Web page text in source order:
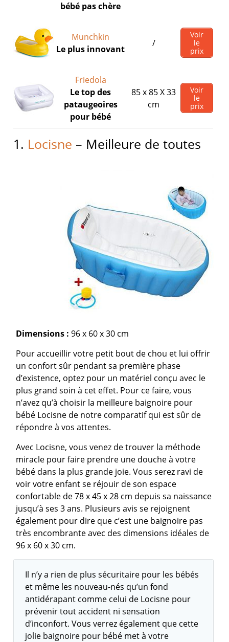
bébé pas chère
Munchkin
Le plus innovant
/
Voir
le
prix
Friedola
Le top des
pataugeoires
pour bébé
85 x 85 X 33
cm
Voir
le
prix
1. Locisne – Meilleure de toutes
Dimensions :96 x 60 x 30 cm
Pour accueillir votre petit bout de chou et lui offrir
un confort sûr pendant sa première phase
d’existence, optez pour un matériel conçu avec le
plus grand soin à cet effet. Pour ce faire, vous
n’avez qu’à choisir la meilleure baignoire pour
bébé Locisne de notre comparatif qui est sûr de
répondre à vos attentes.
Avec Locisne, vous venez de trouver la méthode
miracle pour faire prendre une douche à votre
bébé dans la plus grande joie. Vous serez ravi de
voir votre enfant se réjouir de son espace
confortable de 78 x 45 x 28 cm depuis sa naissance
jusqu’à ses 3 ans. Plusieurs avis se rejoignent
également pour dire que c’est une baignoire pas
très encombrante avec des dimensions idéales de
96 x 60 x 30 cm.
Il n’y a rien de plus sécuritaire pour les bébés
et même les nouveau-nés qu’un fond
antidérapant comme celui de Locisne pour
prévenir tout accident ni sensation
d’inconfort. Vous verrez également que cette
jolie baignoire pour bébé met à votre